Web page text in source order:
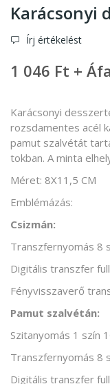
Karácsonyi
Írj értékelést
1 046 Ft + Áfa
Karácsonyi
rozsdamentes acél
pamut szalvétát
tokban. A minta
Méret: 8X11,5 CM
Emblémázás:
Csizmán:
Transzfernyomás 8
Digitális transzfer
Fényvisszaverő
Pamut szalvétán:
Szitanyomás 1 szín
Transzfernyomás 8
Digitális transzfer